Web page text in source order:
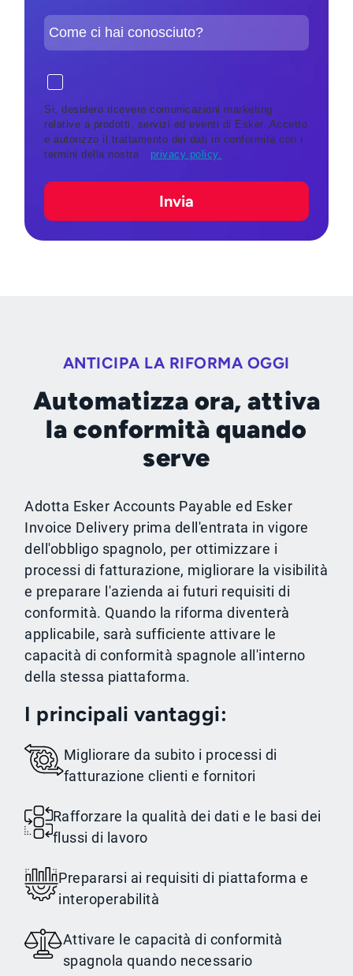
Si, desidero ricevere comunicazioni marketing
relative a prodotti, servizi ed eventi di Esker. Accetto
e autorizzo il trattamento dei dati in conformità con i
termini della nostra
privacy policy.
Invia
ANTICIPA LA RIFORMA OGGI
Automatizza ora, attiva
la conformità quando
serve
Adotta Esker Accounts Payable ed Esker
Invoice Delivery prima dell'entrata in vigore
dell'obbligo spagnolo, per ottimizzare i
processi di fatturazione, migliorare la visibilità
e preparare l'azienda ai futuri requisiti di
conformità. Quando la riforma diventerà
applicabile, sarà sufficiente attivare le
capacità di conformità spagnole all'interno
della stessa piattaforma.
I principali vantaggi:
Migliorare da subito i processi di
fatturazione clienti e fornitori
Rafforzare la qualità dei dati e le basi dei
flussi di lavoro
Prepararsi ai requisiti di piattaforma e
interoperabilità
Attivare le capacità di conformità
spagnola quando necessario